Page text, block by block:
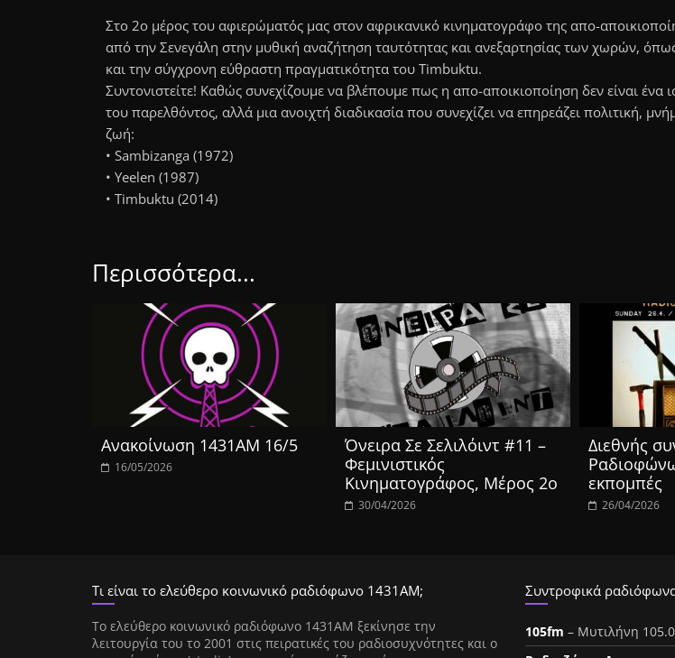
Στο 2ο μέρος του αφιερώματός μας στον αφρικανικό κινηματογράφο της απο-
από την Σενεγάλη στην μυθική αναζήτηση ταυτότητας και ανεξαρτησίας των χωρών,
και την σύγχρονη εύθραστη πραγματικότητα του Timbuktu.
Συντονιστείτε! Καθώς συνεχίζουμε να βλέπουμε πως η απο-αποικιοποίηση δεν είναι ένα
του παρελθόντος, αλλά μια ανοιχτή διαδικασία που συνεχίζει να επηρεάζει πολιτική,
ζωή:
• Sambizanga (1972)
• Yeelen (1987)
• Timbuktu (2014)
Περισσότερα...
Ανακοίνωση 1431ΑΜ 16/5
16/05/2026
Όνειρα Σε Σελιλόιντ #11 –
Φεμινιστικός
Κινηματογράφος, Μέρος 2ο
30/04/2026
Διεθνής
εκπομπές
26/04/2026
Τι είναι το ελεύθερο κοινωνικό ραδιόφωνο 1431ΑΜ;
Tο ελεύθερο κοινωνικό ραδιόφωνο 1431AM ξεκίνησε την
λειτουργία του το 2001 στις πειρατικές του ραδιοσυχνότητες και ο
Συντροφικά
105fm – Μυτιλήνη 105.0